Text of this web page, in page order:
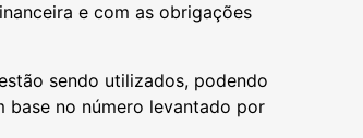
e com as obrigações
sendo utilizados, podendo
no número levantado por